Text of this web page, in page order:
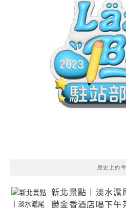
歷史上的
新北景點｜淡水滬
鬱金香酒店喝下午